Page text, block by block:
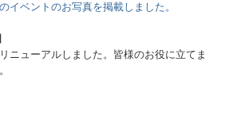
ベントのお写真を掲載しました。
ニューアルしました。皆様のお役に立てま